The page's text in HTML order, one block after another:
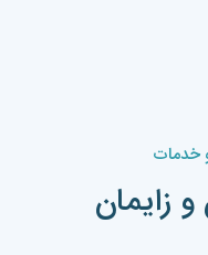
خدمات
زایمان